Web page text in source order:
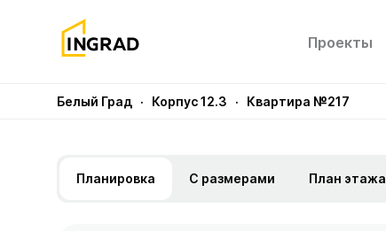
Проекты
Белый Град · Корпус 12.3 · Квартира №217
Планировка С размерами План этажа